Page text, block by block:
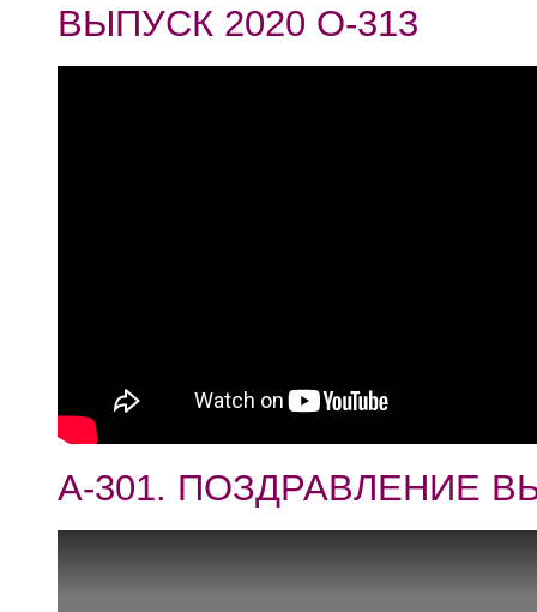
ВЫПУСК 2020 О-313
А-301. ПОЗДРАВЛЕНИЕ